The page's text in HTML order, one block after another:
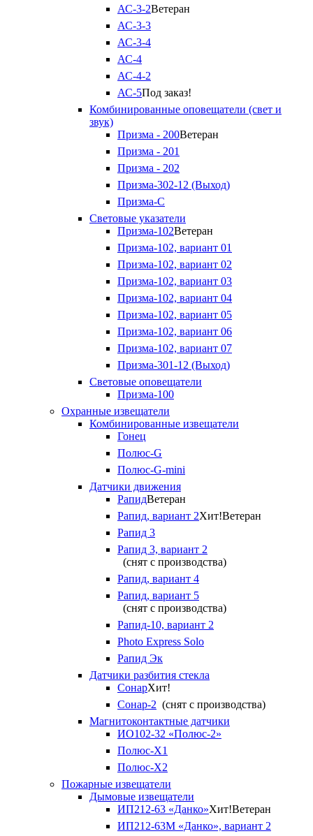
АС-3-2Ветеран
АС-3-3
АС-3-4
АС-4
АС-4-2
АС-5Под заказ!
Комбинированные оповещатели (свет и
звук)
Призма - 200Ветеран
Призма - 201
Призма - 202
Призма-302-12 (Выход)
Призма-С
Световые указатели
Призма-102Ветеран
Призма-102, вариант 01
Призма-102, вариант 02
Призма-102, вариант 03
Призма-102, вариант 04
Призма-102, вариант 05
Призма-102, вариант 06
Призма-102, вариант 07
Призма-301-12 (Выход)
Световые оповещатели
Призма-100
Охранные извещатели
Комбинированные извещатели
Гонец
Полюс-G
Полюс-G-mini
Датчики движения
РапидВетеран
Рапид, вариант 2Хит!Ветеран
Рапид 3
Рапид 3, вариант 2
(снят с производства)
Рапид, вариант 4
Рапид, вариант 5
(снят с производства)
Рапид-10, вариант 2
Photo Express Solo
Рапид Эк
Датчики разбития стекла
СонарХит!
Сонар-2 (снят с производства)
Магнитоконтактные датчики
ИО102-32 «Полюс-2»
Полюс-X1
Полюс-X2
Пожарные извещатели
Дымовые извещатели
ИП212-63 «Данко»Хит!Ветеран
ИП212-63М «Данко», вариант 2